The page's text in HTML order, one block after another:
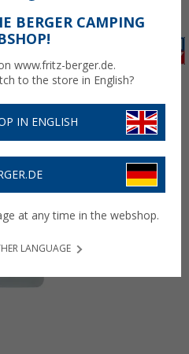
BERGER CAMPING
www.fritz-berger.de.
to the store in English?
IN ENGLISH
at any time in the webshop.
LANGUAGE